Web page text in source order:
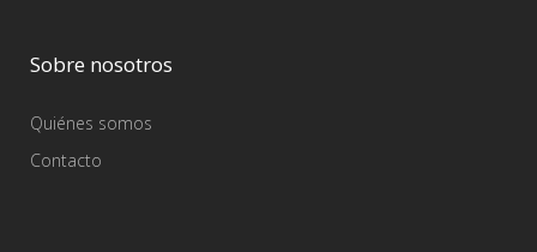
Sobre nosotros
Quiénes somos
Contacto